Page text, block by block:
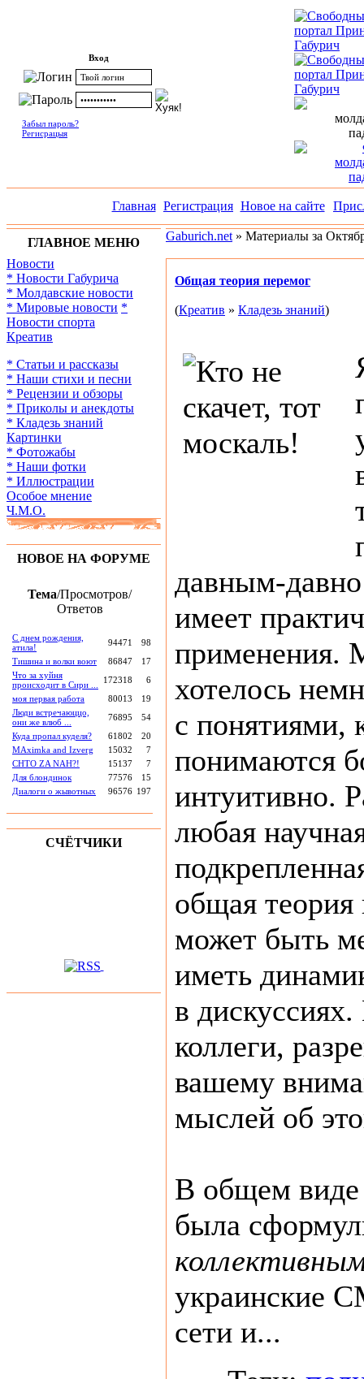
Вход
Забыл пароль?
Регисрацыя
Главная Регистрация Новое на сайте
ГЛАВНОЕ МЕНЮ
Новости
* Новости Габурича
* Молдавские новости
* Мировые новости *
Новости спорта
Креатив
* Статьи и рассказы
* Наши стихи и песни
* Рецензии и обзоры
* Приколы и анекдоты
* Кладезь знаний
Картинки
* Фотожабы
* Наши фотки
* Иллюстрации
Особое мнение
Ч.М.О.
НОВОЕ НА ФОРУМЕ
Тема/Просмотров/
Ответов
С днем рождения,
атила!
94471
98
Тишина и волки воют
86847
17
Что за хуйня
происходит в Сири ...
172318
6
моя первая работа
80013
19
Люди встречаюццо,
они же влюб ...
76895
54
Куда пропал куделя?
61802
20
MAximka and Izverg
15032
7
CHTO ZA NAH?!
15137
7
Для блондинок
77576
15
Диалоги о жывотных
96576 197
СЧЁТЧИКИ
Gaburich.net » Материалы за
Общая теория перемог
(Креатив » Кладезь знаний)
давным-
имеет
применения.
хотелось
с понятиями,
понимаются
интуитивно.
любая
общая
может быть
иметь
в
коллеги,
вашему
мыслей об
В общем виде
была
украинские
сети и...